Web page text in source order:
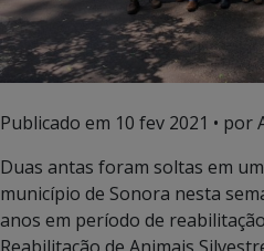
Publicado em 10 fev 2021 • por
Duas antas foram soltas em
município de Sonora nesta
anos em período de